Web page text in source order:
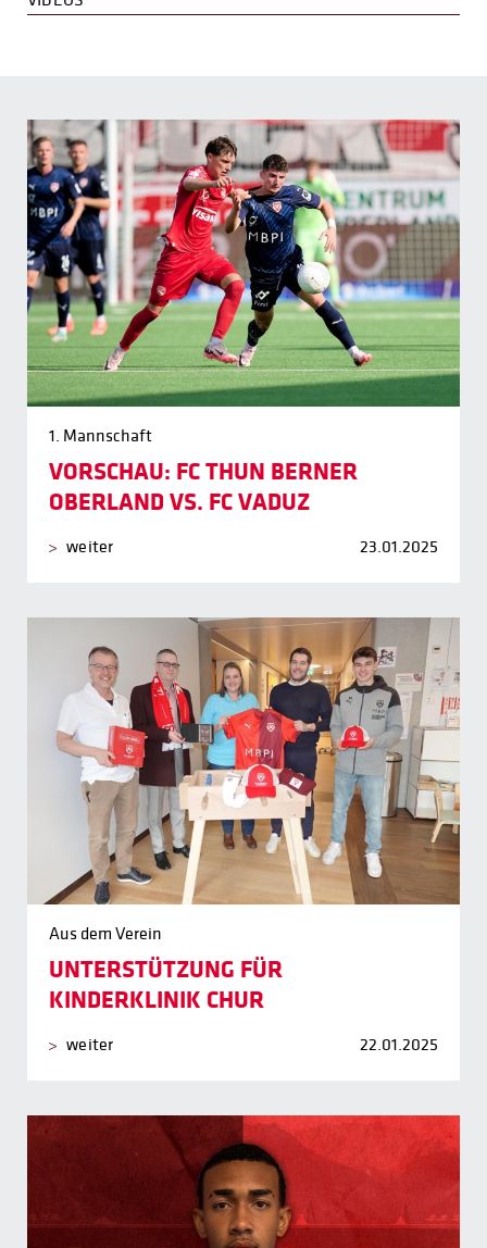
1. Mannschaft
VORSCHAU: FC THUN BERNER
OBERLAND VS. FC VADUZ
weiter 23.01.2025
Aus dem Verein
UNTERSTÜTZUNG FÜR
KINDERKLINIK CHUR
weiter 22.01.2025